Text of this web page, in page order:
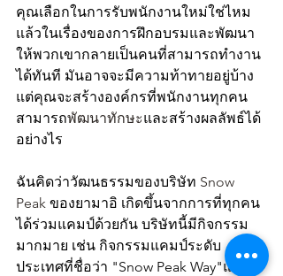
คุณเลือกในการรับพนักงานใหม่ใช่ไหม
แล้วในเรื่องของการฝึกอบรมและพัฒนา
ให้พวกเขากลายเป็นคนที่สามารถทำงาน
ได้ทันที มันอาจจะมีความท้าทายอยู่บ้าง
แต่คุณจะสร้างองค์กรที่พนักงานทุกคน
สามารถพัฒนาทักษะและสร้างผลลัพธ์ได้
อย่างไร
ฉันคิดว่าวัฒนธรรมของบริษัท Snow
Peak ของยามาอิ เกิดขึ้นจากการที่ทุกคน
ได้ร่วมแคมป์ด้วยกัน บริษัทนี้มีกิจกรรม
มากมาย เช่น กิจกรรมแคมป์ระดับ
ประเทศที่ชื่อว่า "Snow Peak Way"แคมป์